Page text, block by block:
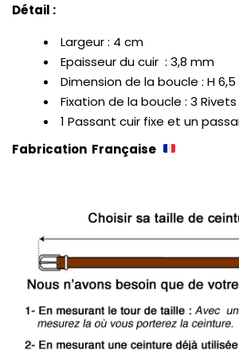
Détail :
Largeur : 4 cm
Epaisseur du cuir : 3,8 mm
Dimension de la boucle : H
Fixation de la boucle : 3 Rivets
1 Passant cuir fixe et un
Fabrication Française